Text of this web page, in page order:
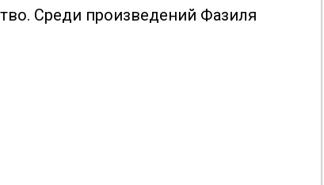
Среди произведений Фазиля